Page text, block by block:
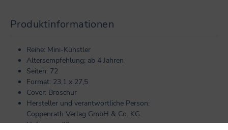
Produktinformationen
Reihe: Mini-Künstler
Altersempfehlung: ab 4 Jahren
Seiten: 72
Format: 23,1 x 27,5
Cover: Broschur
Hersteller und verantwortliche Person:
Coppenrath Verlag GmbH & Co. KG
Hafenweg 30